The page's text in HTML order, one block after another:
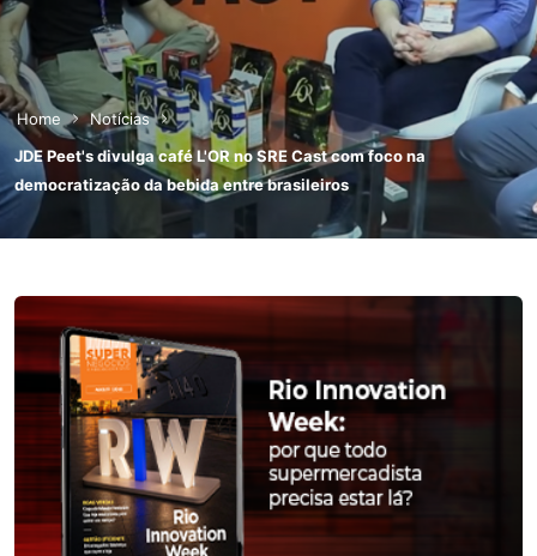
Home
Notícias
JDE Peet's divulga café L'OR no SRE Cast com foco na
democratização da bebida entre brasileiros